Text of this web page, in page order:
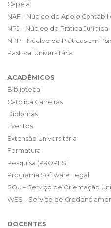
Capela
NAF – Núcleo de Apoio Contábil
NPJ – Núcleo de Prática Jurídica
NPP – Núcleo de Práticas em
Pastoral Universitária
ACADÊMICOS
Biblioteca
Católica Carreiras
Diplomas
Eventos
Extensão Universitária
Formatura
Pesquisa (PROPES)
Programa Software Legal
SOU – Serviço de Orientação
WES – Serviço de
DOCENTES